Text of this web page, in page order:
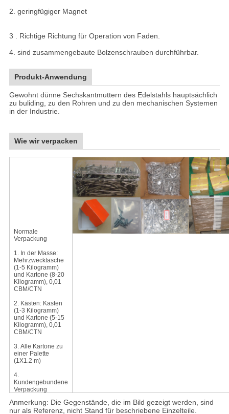
2. geringfügiger Magnet
3 . Richtige Richtung für Operation von Faden.
4. sind zusammengebaute Bolzenschrauben durchführbar.
Produkt-Anwendung
Gewohnt dünne Sechskantmuttern des Edelstahls hauptsächlich
zu buliding, zu den Rohren und zu den mechanischen Systemen
in der Industrie.
Wie wir verpacken
Normale
Verpackung
1. In der Masse:
Mehrzwecktasche
(1-5 Kilogramm)
und Kartone (8-20
Kilogramm), 0,01
CBM/CTN
2. Kästen: Kasten
(1-3 Kilogramm)
und Kartone (5-15
Kilogramm), 0,01
CBM/CTN
3. Alle Kartone zu
einer Palette
(1X1.2 m)
4.
Kundengebundene
Verpackung
Anmerkung: Die Gegenstände, die im Bild gezeigt werden, sind
nur als Referenz, nicht Stand für beschriebene Einzelteile.